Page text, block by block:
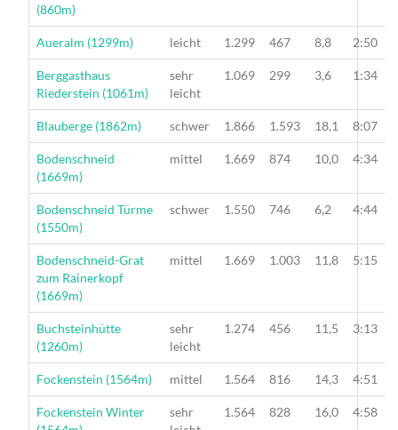
(860m)
Wanderung
Aueralm (1299m) leicht 1.299 467 8,8 2:50
Wanderung
Berggasthaus
Riederstein (1061m)
sehr
leicht
1.069 299 3,6 1:34
Wanderung
Blauberge (1862m) schwer 1.866 1.593 18,1 8:07
Wanderung
Bodenschneid
(1669m)
mittel 1.669 874 10,0 4:34
Wanderung
Bodenschneid Türme
(1550m)
schwer 1.550 746 6,2 4:44
Wanderung
Bodenschneid-Grat
zum Rainerkopf
(1669m)
mittel 1.669 1.003 11,8 5:15
Wanderung
Buchsteinhütte
(1260m)
sehr
leicht
1.274 456 11,5 3:13
Wanderung
Fockenstein (1564m) mittel 1.564 816 14,3 4:51
Wanderung
Fockenstein Winter
sehr
1.564 828 16,0 4:58